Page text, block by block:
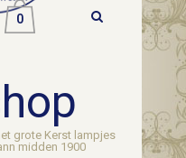
0
grote Kerst lampjes
midden 1900